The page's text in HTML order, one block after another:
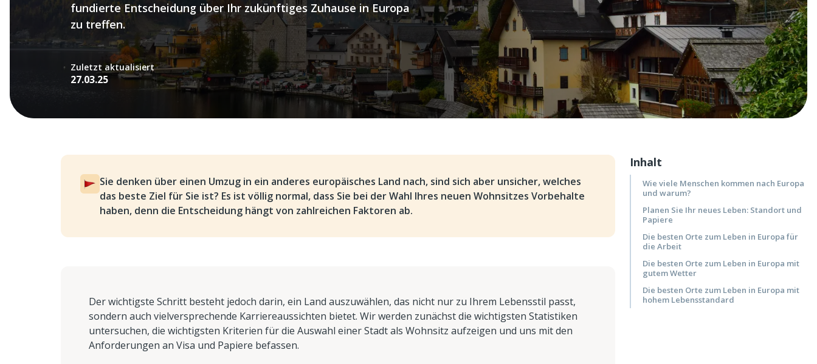
fundierte Entscheidung über Ihr zukünftiges Zuhause in Europa
zu treffen.
Zuletzt aktualisiert
27.03.25
Inhalt
Wie viele Menschen kommen nach Europa
und warum?
Planen Sie Ihr neues Leben: Standort und
Papiere
Die besten Orte zum Leben in Europa für
die Arbeit
Die besten Orte zum Leben in Europa mit
gutem Wetter
Die besten Orte zum Leben in Europa mit
hohem Lebensstandard
Sie denken über einen Umzug in ein anderes europäisches Land nach, sind sich aber unsicher, welches
das beste Ziel für Sie ist? Es ist völlig normal, dass Sie bei der Wahl Ihres neuen Wohnsitzes Vorbehalte
haben, denn die Entscheidung hängt von zahlreichen Faktoren ab.
Der wichtigste Schritt besteht jedoch darin, ein Land auszuwählen, das nicht nur zu Ihrem Lebensstil passt,
sondern auch vielversprechende Karriereaussichten bietet. Wir werden zunächst die wichtigsten Statistiken
untersuchen, die wichtigsten Kriterien für die Auswahl einer Stadt als Wohnsitz aufzeigen und uns mit den
Anforderungen an Visa und Papiere befassen.